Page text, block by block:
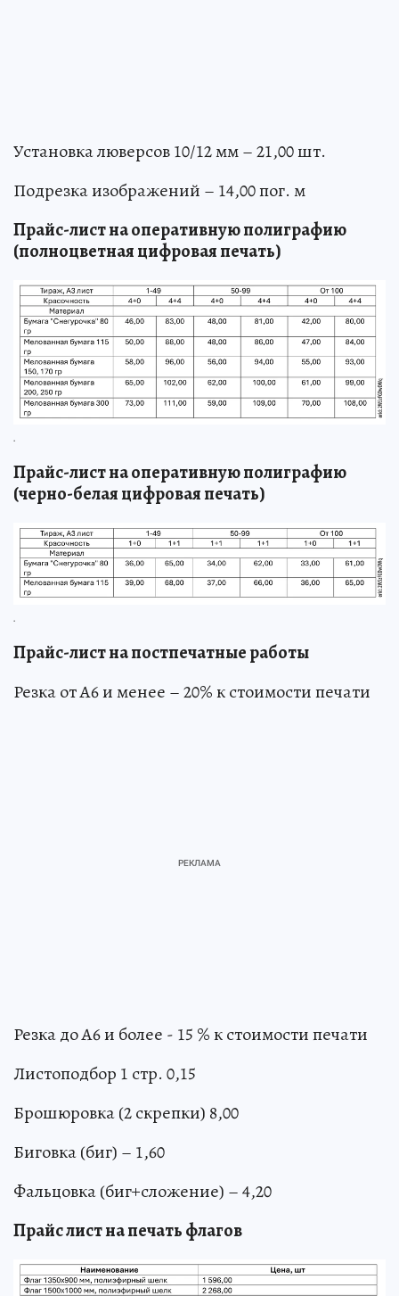
Установка люверсов 10/12 мм – 21,00 шт.
Подрезка изображений – 14,00 пог. м
Прайс-лист на оперативную полиграфию
(полноцветная цифровая печать)
.
Прайс-лист на оперативную полиграфию
(черно-белая цифровая печать)
.
Прайс-лист на постпечатные работы
Резка от А6 и менее – 20% к стоимости печати
Резка до А6 и более - 15 % к стоимости печати
Листоподбор 1 стр. 0,15
Брошюровка (2 скрепки) 8,00
Биговка (биг) – 1,60
Фальцовка (биг+сложение) – 4,20
Прайс лист на печать флагов